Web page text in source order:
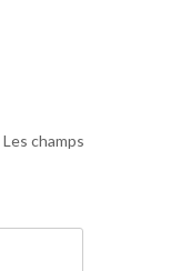
Les champs